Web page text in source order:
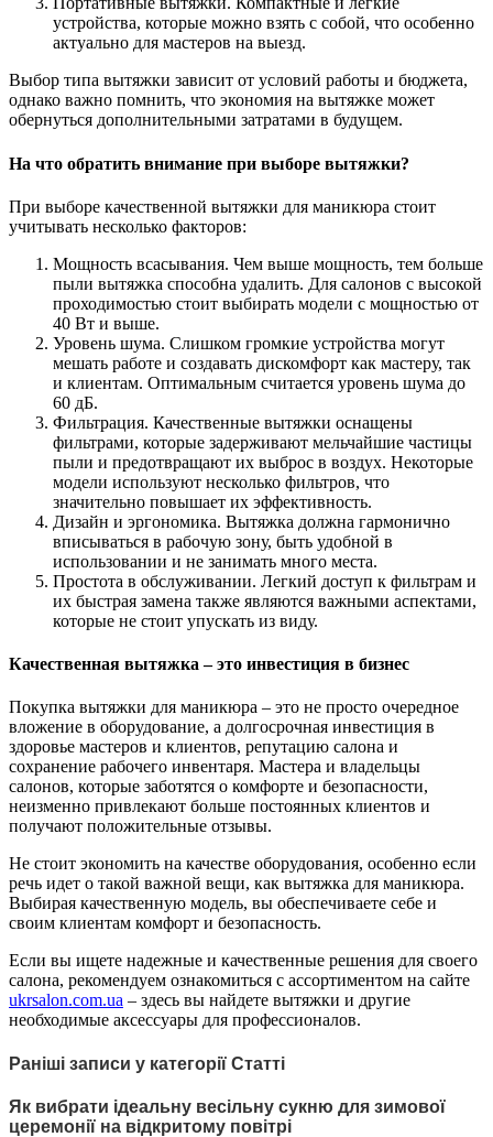
устройства, которые можно взять с собой, что особенно
актуально для мастеров на выезд.
Выбор типа вытяжки зависит от условий работы и бюджета,
однако важно помнить, что экономия на вытяжке может
обернуться дополнительными затратами в будущем.
На что обратить внимание при выборе вытяжки?
При выборе качественной вытяжки для маникюра стоит
учитывать несколько факторов:
Мощность всасывания. Чем выше мощность, тем больше
пыли вытяжка способна удалить. Для салонов с высокой
проходимостью стоит выбирать модели с мощностью от
40 Вт и выше.
Уровень шума. Слишком громкие устройства могут
мешать работе и создавать дискомфорт как мастеру, так
и клиентам. Оптимальным считается уровень шума до
60 дБ.
Фильтрация. Качественные вытяжки оснащены
фильтрами, которые задерживают мельчайшие частицы
пыли и предотвращают их выброс в воздух. Некоторые
модели используют несколько фильтров, что
значительно повышает их эффективность.
Дизайн и эргономика. Вытяжка должна гармонично
вписываться в рабочую зону, быть удобной в
использовании и не занимать много места.
Простота в обслуживании. Легкий доступ к фильтрам и
их быстрая замена также являются важными аспектами,
которые не стоит упускать из виду.
Качественная вытяжка – это инвестиция в бизнес
Покупка вытяжки для маникюра – это не просто очередное
вложение в оборудование, а долгосрочная инвестиция в
здоровье мастеров и клиентов, репутацию салона и
сохранение рабочего инвентаря. Мастера и владельцы
салонов, которые заботятся о комфорте и безопасности,
неизменно привлекают больше постоянных клиентов и
получают положительные отзывы.
Не стоит экономить на качестве оборудования, особенно если
речь идет о такой важной вещи, как вытяжка для маникюра.
Выбирая качественную модель, вы обеспечиваете себе и
своим клиентам комфорт и безопасность.
Если вы ищете надежные и качественные решения для своего
салона, рекомендуем ознакомиться с ассортиментом на сайте
ukrsalon.com.ua – здесь вы найдете вытяжки и другие
необходимые аксессуары для профессионалов.
Раніші записи у категорії Статті
Як вибрати ідеальну весільну сукню для зимової
церемонії на відкритому повітрі